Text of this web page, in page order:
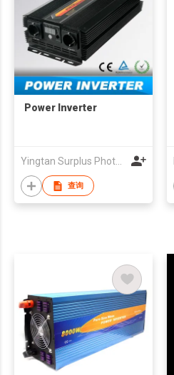
Power Inverter
Yingtan Surplus Photoelectric Technology Co.LTD
查询